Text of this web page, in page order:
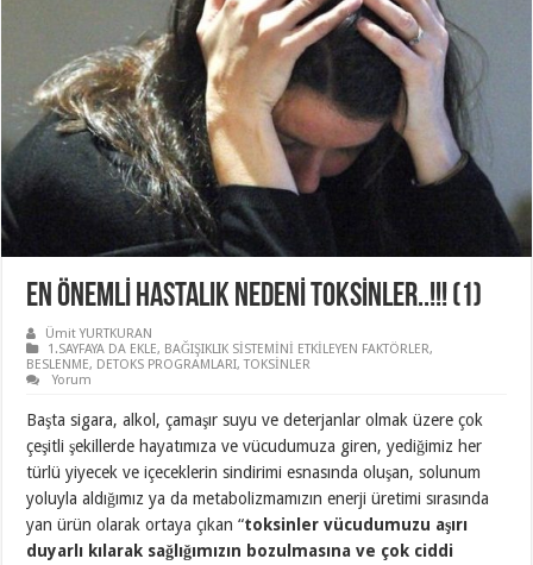
EN ÖNEMLİ HASTALIK NEDENİ TOKSİNLER..!!! (1)
Ümit YURTKURAN
1.SAYFAYA DA EKLE, BAĞIŞIKLIK SİSTEMİNİ ETKİLEYEN FAKTÖRLER,
BESLENME, DETOKS PROGRAMLARI,TOKSİNLER
Yorum
Başta sigara, alkol, çamaşır suyu ve deterjanlar olmak üzere çok
çeşitli şekillerde hayatımıza ve vücudumuza giren, yediğimiz her
türlü yiyecek ve içeceklerin sindirimi esnasında oluşan, solunum
yoluyla aldığımız ya da metabolizmamızın enerji üretimi sırasında
yan ürün olarak ortaya çıkan “toksinler vücudumuzu aşırı
duyarlı kılarak sağlığımızın bozulmasına ve çok ciddi